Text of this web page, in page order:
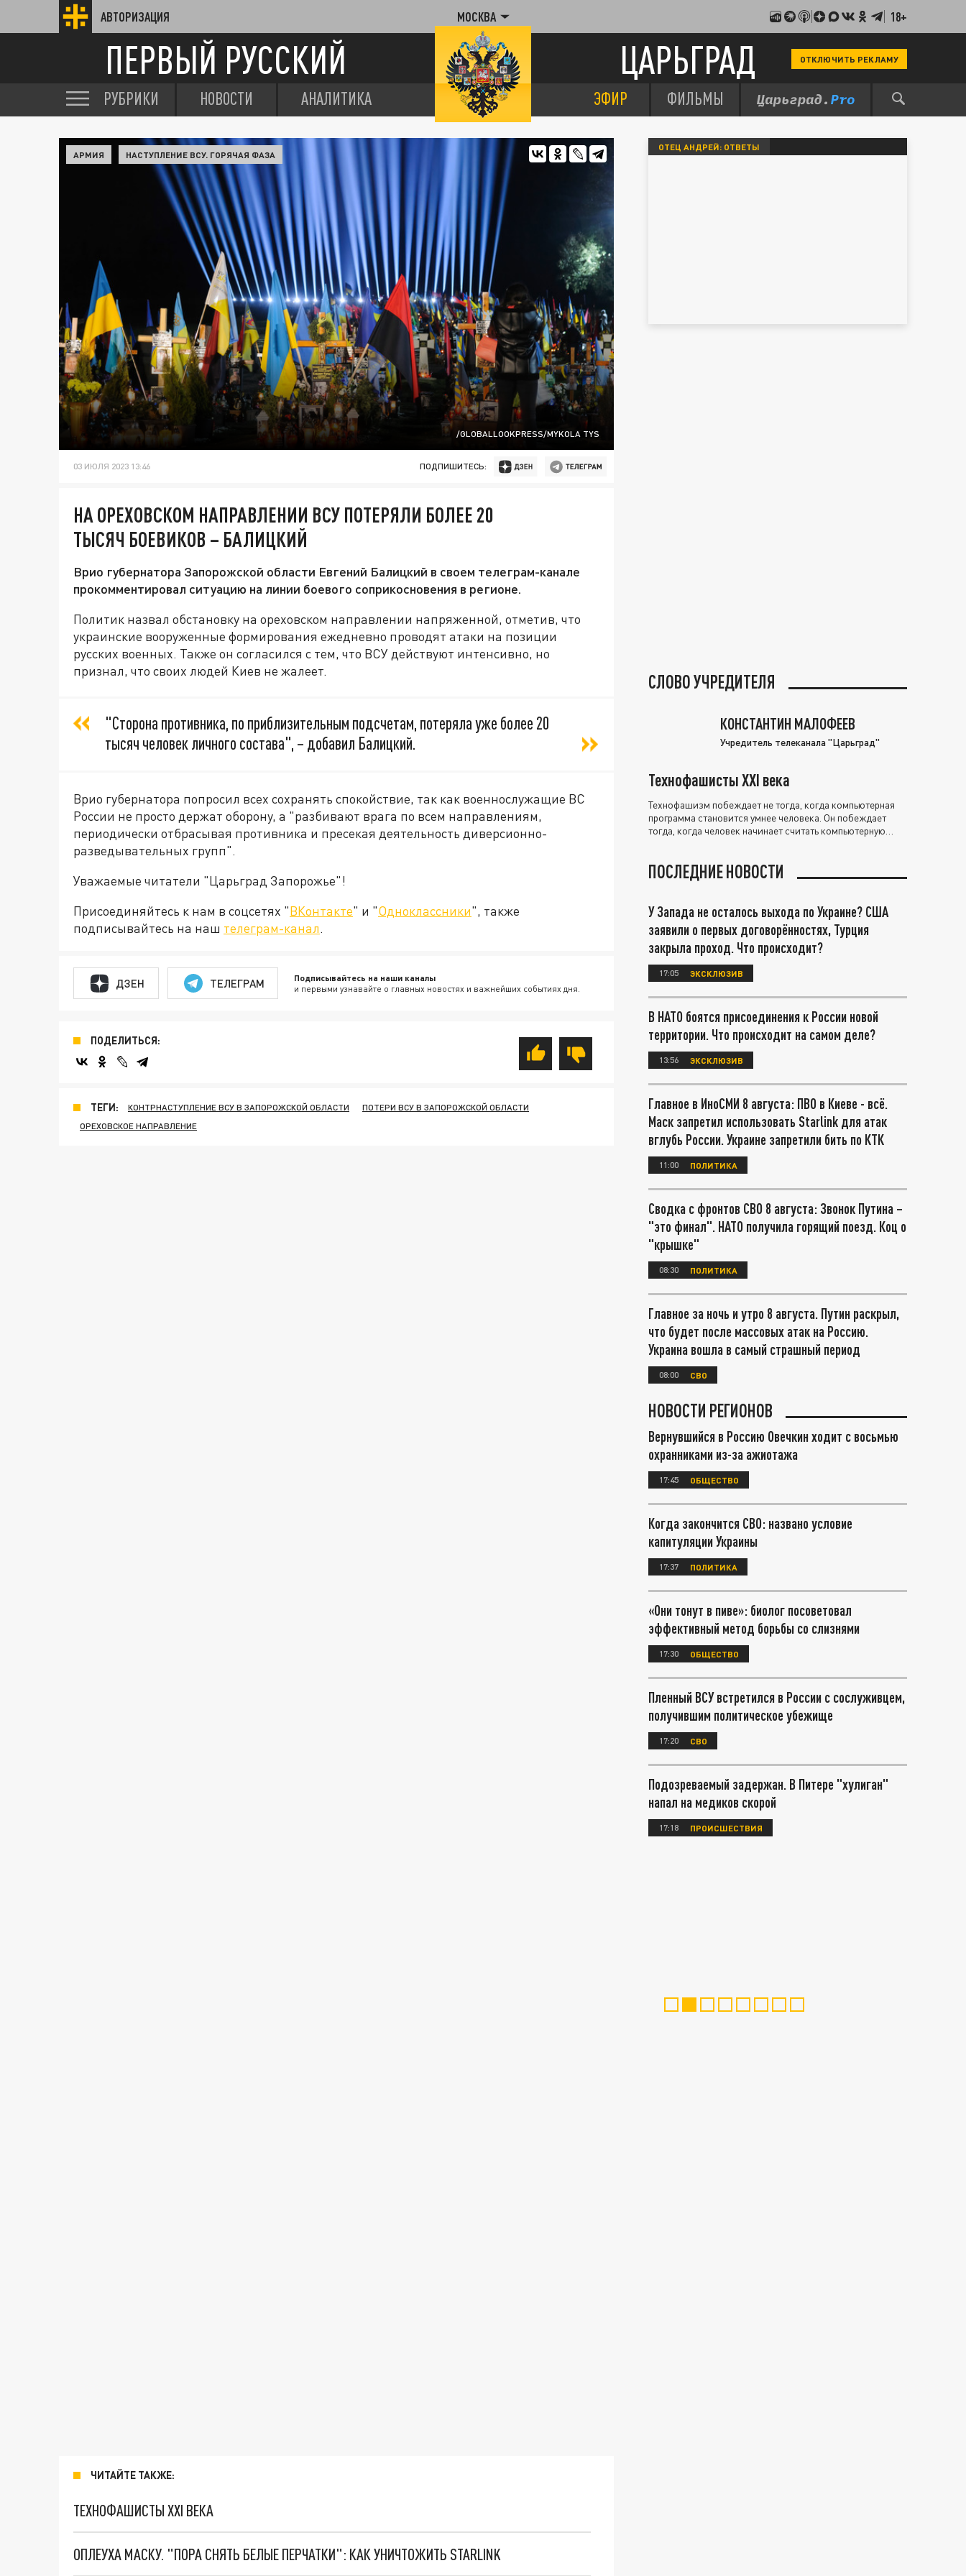
АВТОРИЗАЦИЯ МОСКВА 18+
ПЕРВЫЙ РУССКИЙ ЦАРЬГРАД ОТКЛЮЧИТЬ РЕКЛАМУ
РУБРИКИ НОВОСТИ АНАЛИТИКА ЭФИР ФИЛЬМЫ
/GLOBALLOOKPRESS/MYKOLA TYS
АРМИЯ НАСТУПЛЕНИЕ ВСУ. ГОРЯЧАЯ ФАЗА
03 ИЮЛЯ 2023 13:46 ПОДПИШИТЕСЬ:
НА ОРЕХОВСКОМ НАПРАВЛЕНИИ ВСУ ПОТЕРЯЛИ БОЛЕЕ 20
ТЫСЯЧ БОЕВИКОВ – БАЛИЦКИЙ
Врио губернатора Запорожской области Евгений Балицкий в своем телеграм-канале
прокомментировал ситуацию на линии боевого соприкосновения в регионе.
Политик назвал обстановку на ореховском направлении напряженной, отметив, что
украинские вооруженные формирования ежедневно проводят атаки на позиции
русских военных. Также он согласился с тем, что ВСУ действуют интенсивно, но
признал, что своих людей Киев не жалеет.
"Сторона противника, по приблизительным подсчетам, потеряла уже более 20
тысяч человек личного состава", – добавил Балицкий.
Врио губернатора попросил всех сохранять спокойствие, так как военнослужащие ВС
России не просто держат оборону, а "разбивают врага по всем направлениям,
периодически отбрасывая противника и пресекая деятельность диверсионно-
разведывательных групп".
Уважаемые читатели "Царьград Запорожье"!
Присоединяйтесь к нам в соцсетях "ВКонтакте" и "Одноклассники", также
подписывайтесь на наш телеграм-канал.
ДЗЕН ТЕЛЕГРАМ Подписывайтесь на наши каналы
и первыми узнавайте о главных новостях и важнейших событиях дня.
ПОДЕЛИТЬСЯ:
ТЕГИ: КОНТРНАСТУПЛЕНИЕ ВСУ В ЗАПОРОЖСКОЙ ОБЛАСТИ
ПОТЕРИ ВСУ В ЗАПОРОЖСКОЙ ОБЛАСТИ
ОРЕХОВСКОЕ НАПРАВЛЕНИЕ
ЧИТАЙТЕ ТАКЖЕ:
ТЕХНОФАШИСТЫ XXI ВЕКА
ОПЛЕУХА МАСКУ. "ПОРА СНЯТЬ БЕЛЫЕ ПЕРЧАТКИ": КАК УНИЧТОЖИТЬ STARLINK
ОТЕЦ АНДРЕЙ: ОТВЕТЫ
СЛОВО УЧРЕДИТЕЛЯ
КОНСТАНТИН МАЛОФЕЕВ
Учредитель телеканала "Царьград"
Технофашисты XXI века
Технофашизм побеждает не тогда, когда компьютерная
программа становится умнее человека. Он побеждает
тогда, когда человек начинает считать компьютерную
ПОСЛЕДНИЕ НОВОСТИ
У Запада не осталось выхода по Украине? США
заявили о первых договорённостях, Турция
закрыла проход. Что происходит?
17:05 ЭКСКЛЮЗИВ
В НАТО боятся присоединения к России новой
территории. Что происходит на самом деле?
13:56 ЭКСКЛЮЗИВ
Главное в ИноСМИ 8 августа: ПВО в Киеве - всё.
Маск запретил использовать Starlink для атак
вглубь России. Украине запретили бить по КТК
11:00 ПОЛИТИКА
Сводка с фронтов СВО 8 августа: Звонок Путина –
"это финал". НАТО получила горящий поезд. Коц о
"крышке"
08:30 ПОЛИТИКА
Главное за ночь и утро 8 августа. Путин раскрыл,
что будет после массовых атак на Россию.
Украина вошла в самый страшный период
08:00 СВО
НОВОСТИ РЕГИОНОВ
Вернувшийся в Россию Овечкин ходит с восьмью
охранниками из-за ажиотажа
17:45 ОБЩЕСТВО
Когда закончится СВО: названо условие
капитуляции Украины
17:37 ПОЛИТИКА
«Они тонут в пиве»: биолог посоветовал
эффективный метод борьбы со слизнями
17:30 ОБЩЕСТВО
Пленный ВСУ встретился в России с сослуживцем,
получившим политическое убежище
17:20 СВО
Подозреваемый задержан. В Питере "хулиган"
напал на медиков скорой
17:18 ПРОИСШЕСТВИЯ